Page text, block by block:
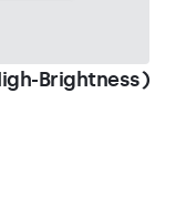
Brightness)